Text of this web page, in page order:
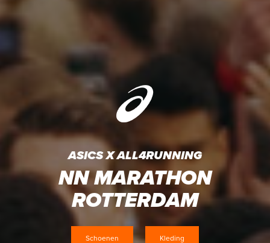
ASICS X ALL4RUNNING​
NN MARATHON
ROTTERDAM
Schoenen Kleding